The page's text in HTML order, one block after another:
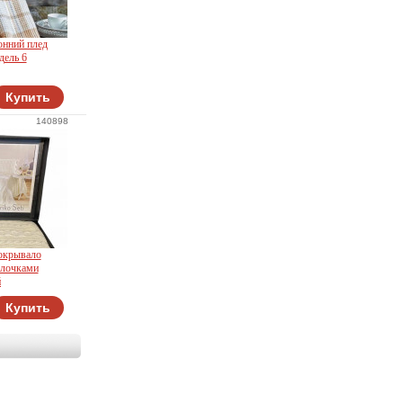
плед
6
Купить
140898
Купить